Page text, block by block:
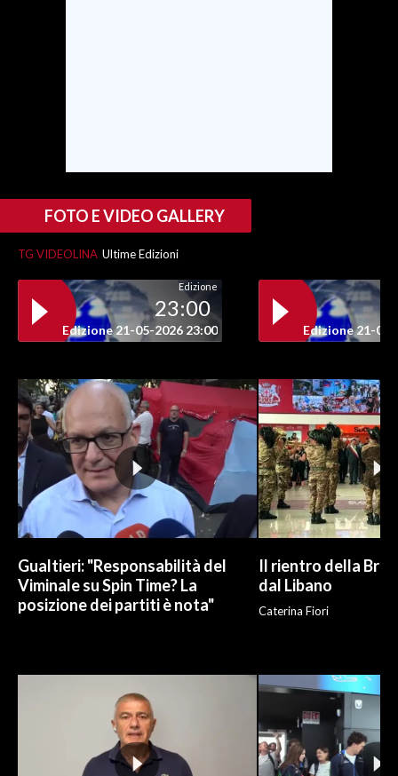
FOTO E VIDEO GALLERY
TG VIDEOLINA Ultime Edizioni
Edizione
23:00
Edizione 21-05-2026 23:00 Edizione 21-05-
Gualtieri: "Responsabilità del
Viminale su Spin Time? La
posizione dei partiti è nota"
Il rientro della
dal Libano
Caterina Fiori